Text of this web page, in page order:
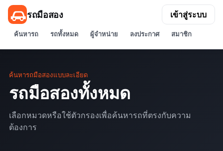
รถมือสอง
ค้นหารถ รถทั้งหมด ผู้จำหน่าย ลงประกาศ สมาชิก
เข้าสู่ระบบ
ค้นหารถมือสองแบบละเอียด
รถมือสองทั้งหมด
เลือกหมวดหรือใช้ตัวกรองเพื่อค้นหารถที่ตรงกับความ
ต้องการ